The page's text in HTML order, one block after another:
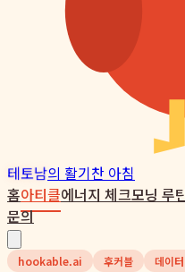
테토남의 활기찬 아침
홈아티클에너지 체크모닝 루
문의
hookable.ai 후커블 데이